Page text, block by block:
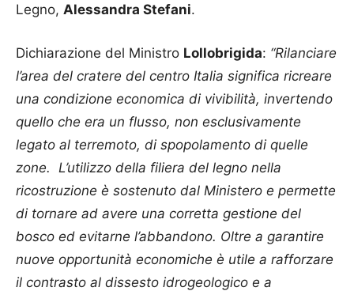
Legno, Alessandra Stefani.
Dichiarazione del Ministro Lollobrigida: “Rilanciare
l’area del cratere del centro Italia significa ricreare
una condizione economica di vivibilità, invertendo
quello che era un flusso, non esclusivamente
legato al terremoto, di spopolamento di quelle
zone. L’utilizzo della filiera del legno nella
ricostruzione è sostenuto dal Ministero e permette
di tornare ad avere una corretta gestione del
bosco ed evitarne l’abbandono. Oltre a garantire
nuove opportunità economiche è utile a rafforzare
il contrasto al dissesto idrogeologico e a